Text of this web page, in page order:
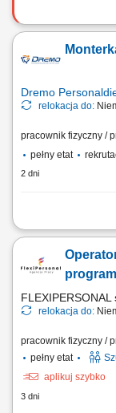
Nasz klient poszerza
umiejętności w
pracować w
Dremo
relokacja do:
pracownik fizyczny /
pełny etat
2 dni
Twoje zadania:
po końcowy montaż;
rysunkiem
FLEXIPERSONAL
relokacja do:
pracownik fizyczny /
pełny etat
aplikuj szybko
3 dni